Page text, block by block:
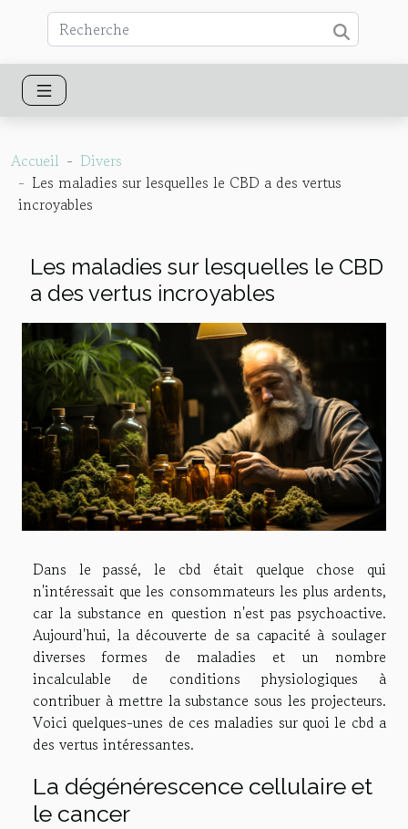
Accueil
Divers
Les maladies sur lesquelles le CBD a des vertus
incroyables
Les maladies sur lesquelles le CBD
a des vertus incroyables
Dans le passé, le cbd était quelque chose qui
n'intéressait que les consommateurs les plus ardents,
car la substance en question n'est pas psychoactive.
Aujourd'hui, la découverte de sa capacité à soulager
diverses formes de maladies et un nombre
incalculable de conditions physiologiques à
contribuer à mettre la substance sous les projecteurs.
Voici quelques-unes de ces maladies sur quoi le cbd a
des vertus intéressantes.
La dégénérescence cellulaire et
le cancer